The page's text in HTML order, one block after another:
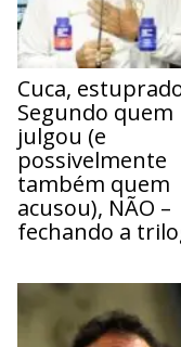
Cuca,
Segundo quem
julgou (e
possivelmente
também quem
acusou), NÃO –
fechando a